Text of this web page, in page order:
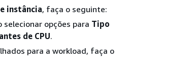
instância, faça o seguinte:
opções para Tipo
de CPU.
para a workload, faça o